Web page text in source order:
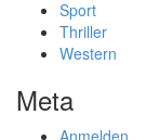
Sport
Thriller
Western
Meta